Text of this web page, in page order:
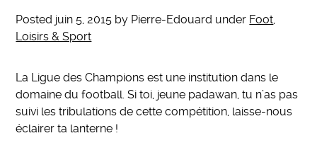
Posted juin 5, 2015 by Pierre-Edouard under Foot,
Loisirs & Sport
La Ligue des Champions est une institution dans le
domaine du football. Si toi, jeune padawan, tu n’as pas
suivi les tribulations de cette compétition, laisse-nous
éclairer ta lanterne !